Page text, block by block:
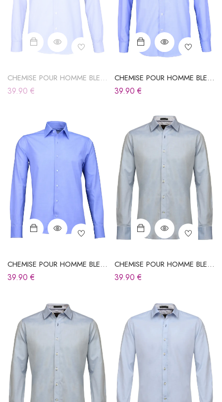
CHEMISE POUR HOMME BLEU
CIEL
39.90 €
CHEMISE POUR HOMME BLEU
CIEL
39.90€
CHEMISE POUR HOMME BLEU
CIEL
39.90€
CHEMISE POUR HOMME BLEU
CIEL
39.90€